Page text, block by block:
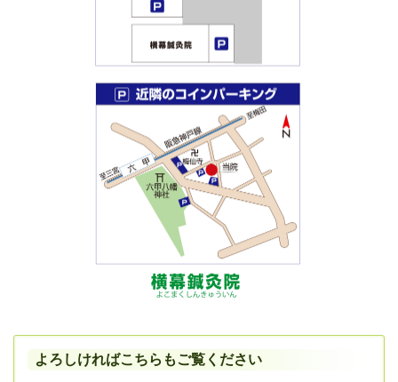
よろしければこちらもご覧ください